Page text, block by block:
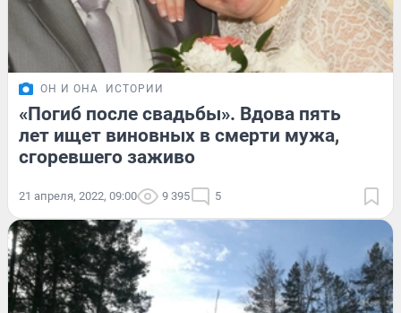
ОН И ОНА ИСТОРИИ
«Погиб после свадьбы». Вдова пять
лет ищет виновных в смерти мужа,
сгоревшего заживо
21 апреля, 2022, 09:00 9 395 5